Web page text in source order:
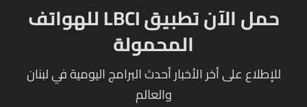
حمل الآن تطبيق LBCI للهواتف
المحمولة
للإطلاع على أخر الأخبار أحدث البرامج اليومية في لبنان
والعالم